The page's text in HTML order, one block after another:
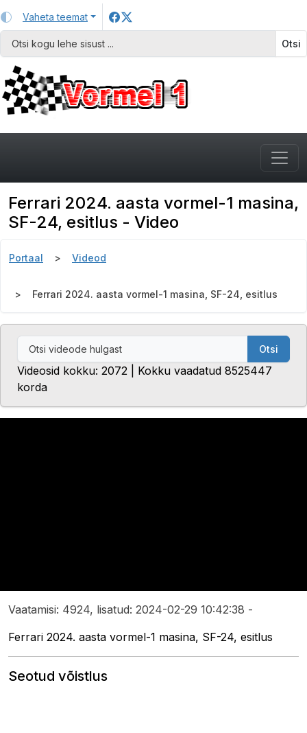
Vaheta teemat
Otsi
Ferrari 2024. aasta vormel-1 masina,
SF-24, esitlus - Video
Portaal Videod
Ferrari 2024. aasta vormel-1 masina, SF-24, esitlus
Otsi
Videosid kokku: 2072 | Kokku vaadatud 8525447
korda
Vaatamisi: 4924, lisatud: 2024-02-29 10:42:38 -
Ferrari 2024. aasta vormel-1 masina, SF-24, esitlus
Seotud võistlus